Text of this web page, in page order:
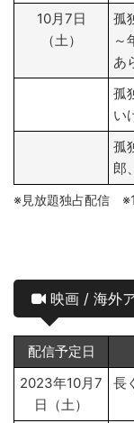
10月7日
（土）
孤
～
あ
孤
い
孤
郎
※見放題独占配信
映画 / 海外
配信予定日
2023年10月7
日（土）
長